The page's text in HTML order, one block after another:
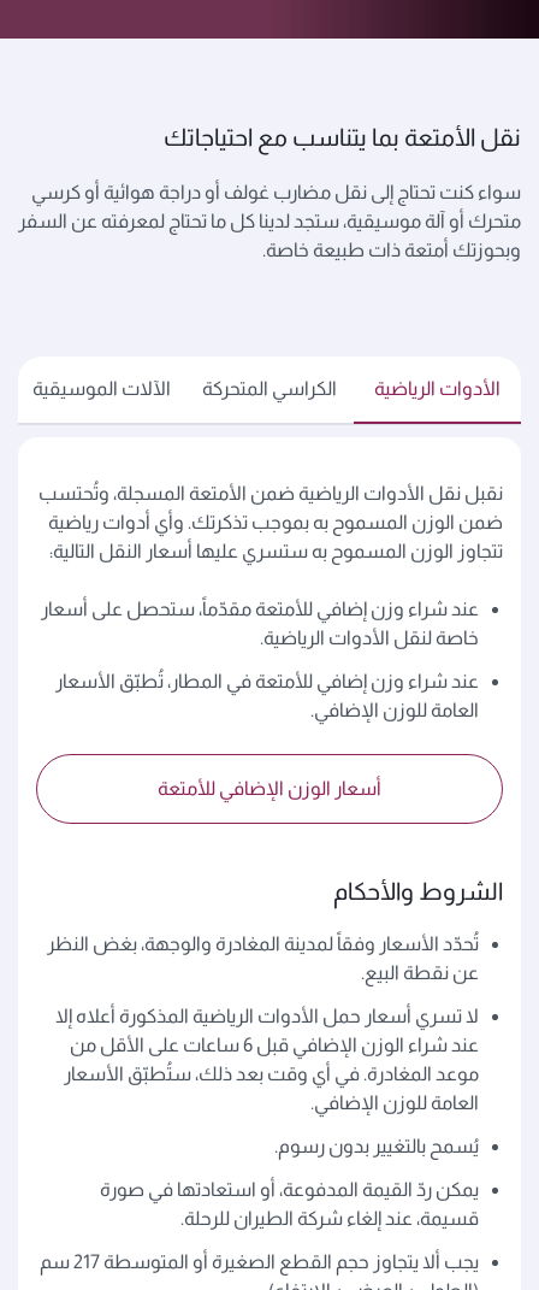
نقل الأمتعة بما يتناسب مع احتياجاتك
سواء كنت تحتاج إلى نقل مضارب غولف أو دراجة هوائية أو كرسي
متحرك أو آلة موسيقية، ستجد لدينا كل ما تحتاج لمعرفته عن السفر
وبحوزتك أمتعة ذات طبيعة خاصة.
الأدوات الرياضية الكراسي المتحركة الآلات الموسيقية
نقبل نقل الأدوات الرياضية ضمن الأمتعة المسجلة، وتُحتسب
ضمن الوزن المسموح به بموجب تذكرتك. وأي أدوات رياضية
تتجاوز الوزن المسموح به ستسري عليها أسعار النقل التالية:
عند شراء وزن إضافي للأمتعة مقدّماً، ستحصل على أسعار
خاصة لنقل الأدوات الرياضية.
عند شراء وزن إضافي للأمتعة في المطار، تُطبّق الأسعار
العامة للوزن الإضافي.
أسعار الوزن الإضافي للأمتعة
الشروط والأحكام
تُحدّد الأسعار وفقاً لمدينة المغادرة والوجهة، بغض النظر
عن نقطة البيع.
لا تسري أسعار حمل الأدوات الرياضية المذكورة أعلاه إلا
عند شراء الوزن الإضافي قبل 6 ساعات على الأقل من
موعد المغادرة. في أي وقت بعد ذلك، ستُطبّق الأسعار
العامة للوزن الإضافي.
يُسمح بالتغيير بدون رسوم.
يمكن ردّ القيمة المدفوعة، أو استعادتها في صورة
قسيمة، عند إلغاء شركة الطيران للرحلة.
يجب ألا يتجاوز حجم القطع الصغيرة أو المتوسطة 217 سم